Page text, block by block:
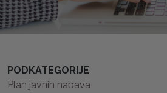
PODKATEGORIJE
Plan javnih nabava